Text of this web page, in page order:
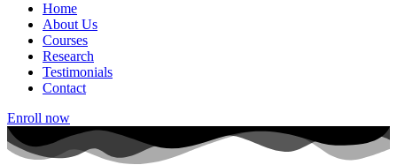
Home
About Us
Courses
Research
Testimonials
Contact
Enroll now